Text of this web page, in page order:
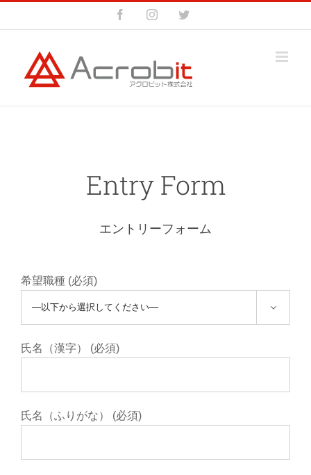
to
FacebookInstagramTwitter
Entry Form
エントリーフォーム
希望職種 (必須)

氏名（漢字） (必須)
氏名（ふりがな） (必須)